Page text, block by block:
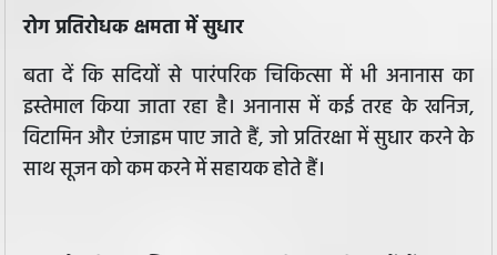
रोग प्रतिरोधक क्षमता में सुधार
बता दें कि सदियों से पारंपरिक चिकित्सा में भी अनानास का
इस्तेमाल किया जाता रहा है। अनानास में कई तरह के खनिज,
विटामिन और एंजाइम पाए जाते हैं, जो प्रतिरक्षा में सुधार करने के
साथ सूजन को कम करने में सहायक होते हैं।